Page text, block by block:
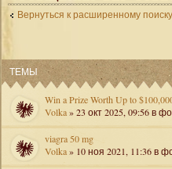
Вернуться к расширенному поиску
ТЕМЫ
Win a Prize Worth Up to
Volka» 23 окт 2025, 09:56 в
viagra 50 mg
Volka» 10 ноя 2021, 11:36 в